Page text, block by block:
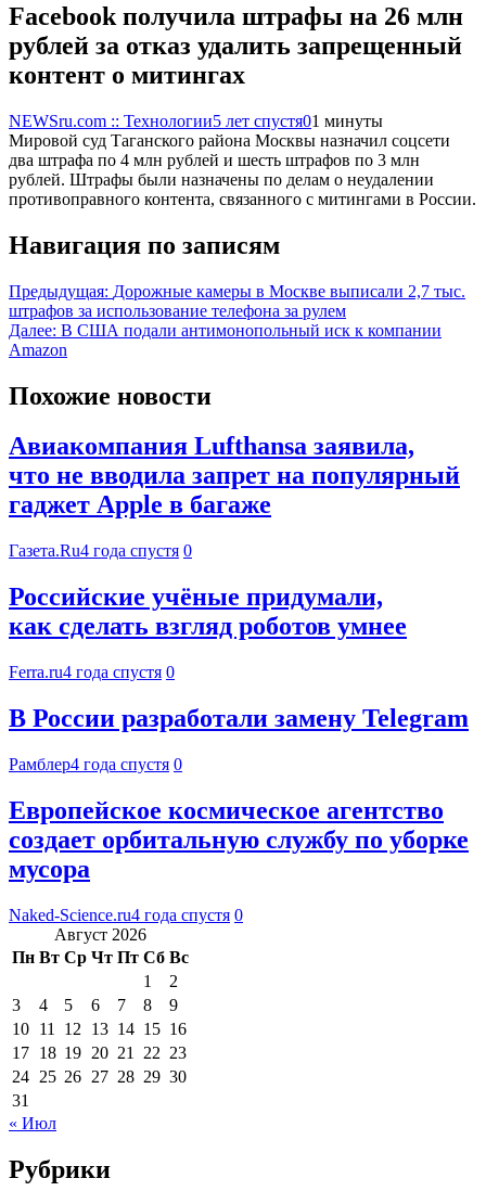
Facebook получила штрафы на 26 млн
рублей за отказ удалить запрещенный
контент о митингах
NEWSru.com :: Технологии5 лет спустя01 минуты
Мировой суд Таганского района Москвы назначил соцсети
два штрафа по 4 млн рублей и шесть штрафов по 3 млн
рублей. Штрафы были назначены по делам о неудалении
противоправного контента, связанного с митингами в России.
Навигация по записям
Предыдущая: Дорожные камеры в Москве выписали 2,7 тыс.
штрафов за использование телефона за рулем
Далее: В США подали антимонопольный иск к компании
Amazon
Похожие новости
Авиакомпания Lufthansa заявила,
что не вводила запрет на популярный
гаджет Apple в багаже
Газета.Ru4 года спустя 0
Российские учёные придумали,
как сделать взгляд роботов умнее
Ferra.ru4 года спустя 0
В России разработали замену Telegram
Рамблер4 года спустя 0
Европейское космическое агентство
создает орбитальную службу по уборке
мусора
Naked-Science.ru4 года спустя 0
Август 2026
Пн Вт Ср Чт Пт Сб Вс
1
2
3
4 5 6 7 8
9
10 11 12 13 14 15 16
17 18 19 20 21 22 23
24 25 26 27 28 29 30
31
« Июл
Рубрики